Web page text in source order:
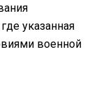
указанная
военной